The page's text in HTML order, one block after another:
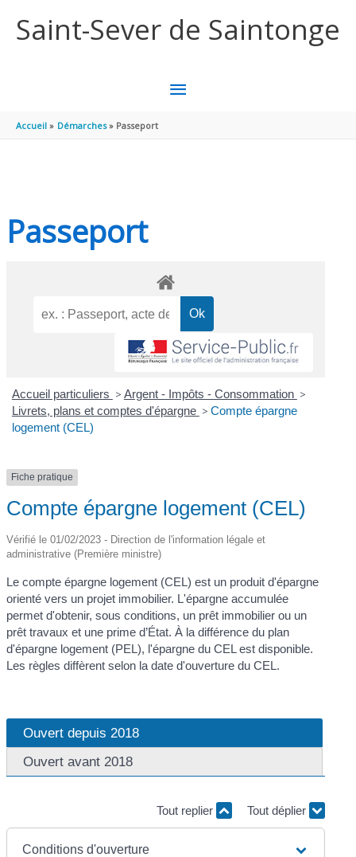
Saint-Sever de Saintonge
MENU
Accueil Démarches Passeport
Passeport
Accueil particuliers > Argent - Impôts - Consommation >
Livrets, plans et comptes d'épargne > Compte épargne
logement (CEL)
Fiche pratique
Compte épargne logement (CEL)
Vérifié le 01/02/2023 - Direction de l'information légale et
administrative (Première ministre)
Le compte épargne logement (CEL) est un produit d'épargne
orienté vers un projet immobilier. L'épargne accumulée
permet d'obtenir, sous conditions, un prêt immobilier ou un
prêt travaux et une prime d’État. À la différence du plan
d'épargne logement (PEL), l'épargne du CEL est disponible.
Les règles diffèrent selon la date d'ouverture du CEL.
Ouvert depuis 2018
Ouvert avant 2018
Tout replier Tout déplier
Conditions d'ouverture